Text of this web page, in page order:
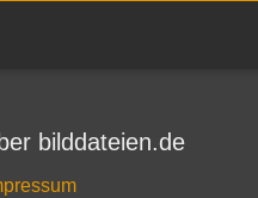
bilddateien.de